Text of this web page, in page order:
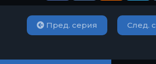
Пред. серия След.